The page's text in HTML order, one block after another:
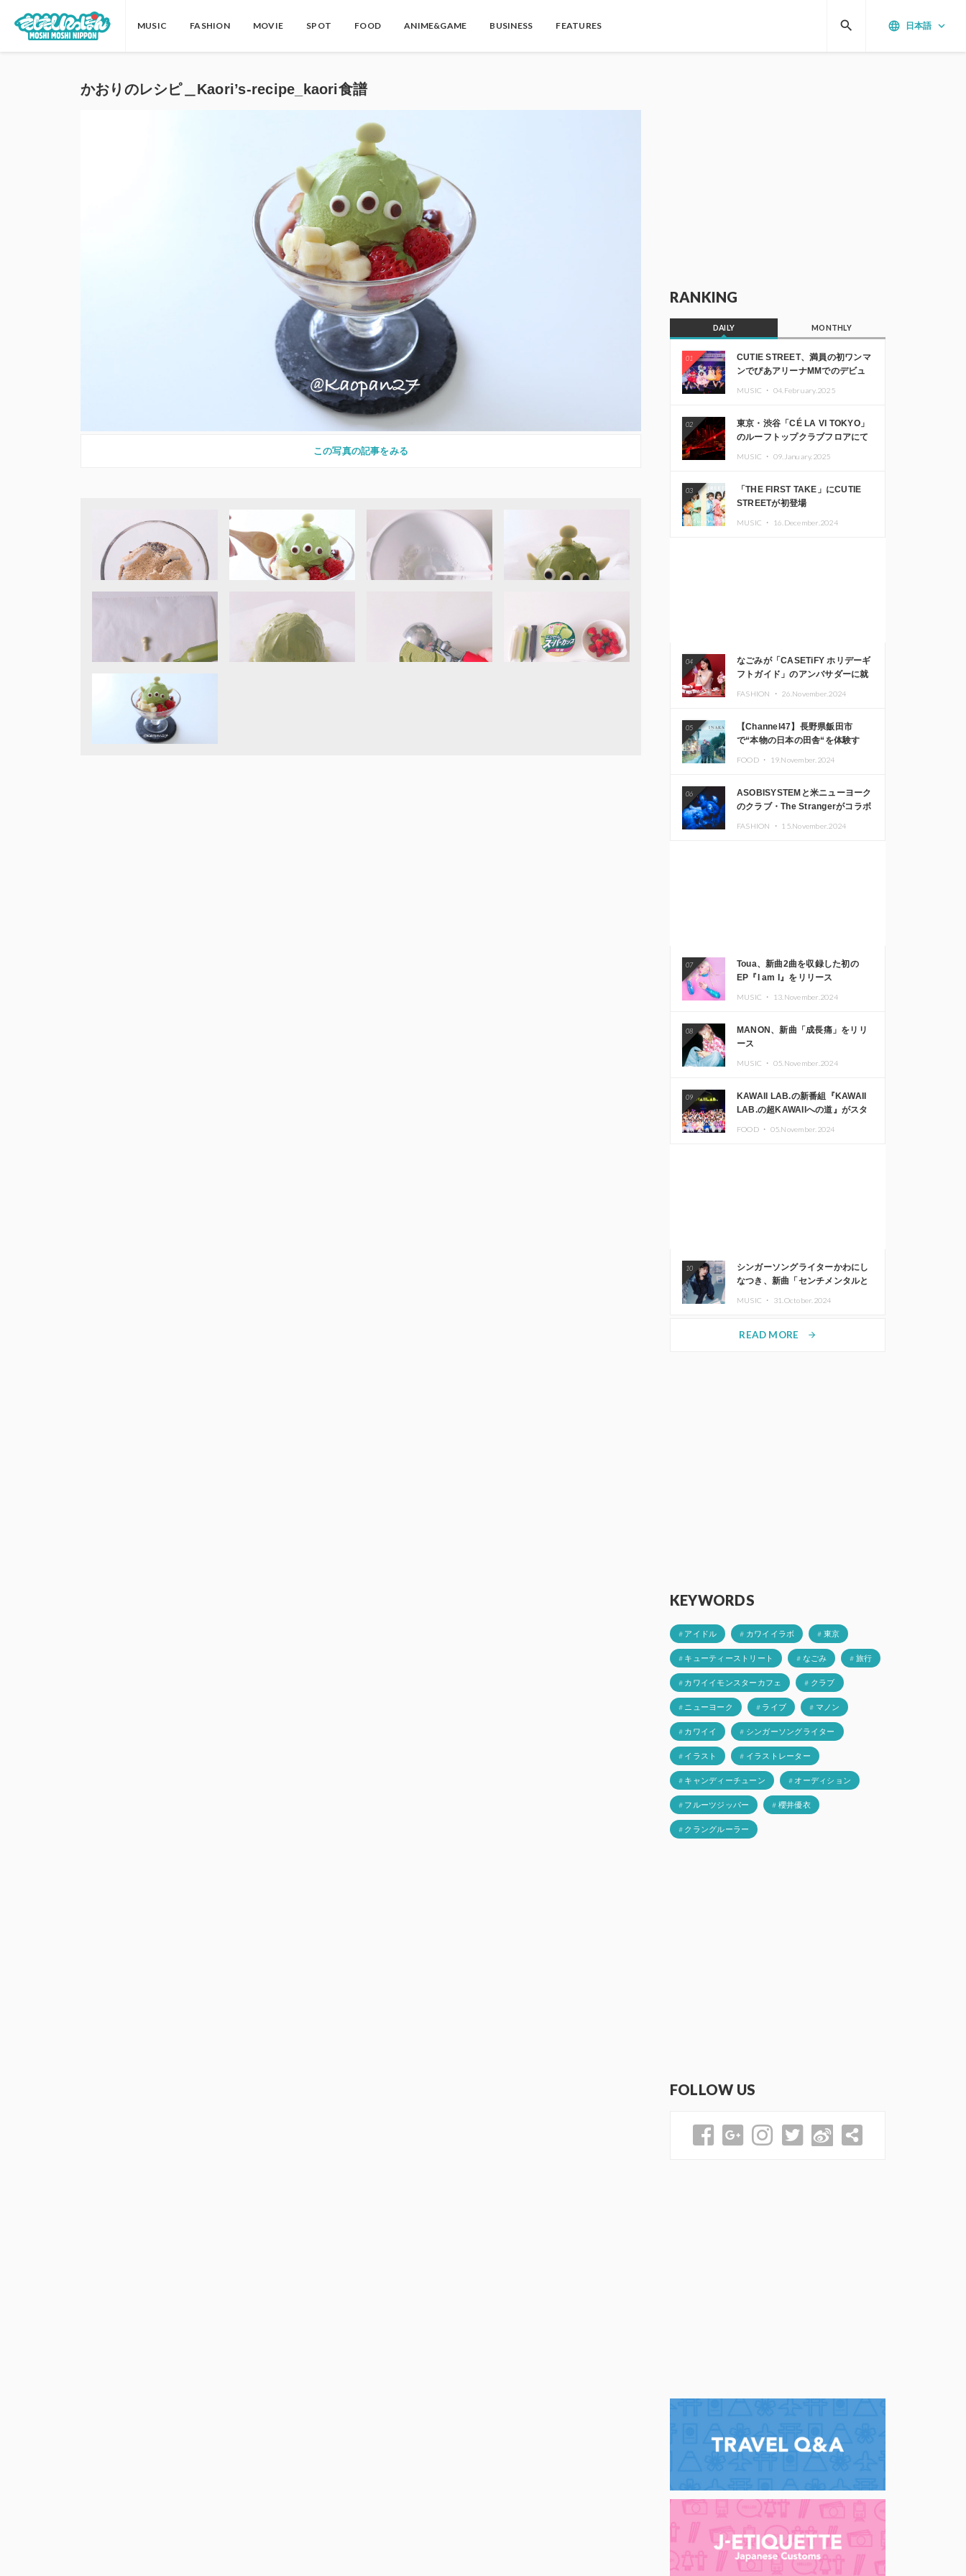
MUSIC FASHION MOVIE SPOT FOOD ANIME&GAME BUSINESS FEATURES language 日本語 keyboard_arrow_down
search
かおりのレシピ＿Kaori’s-recipe_kaori食譜
この写真の記事をみる
RANKING
DAILY MONTHLY
01
CUTIE STREET、満員の初ワンマ
ンでぴあアリーナMMでのデビュ
MUSIC ・ 04.February.2025
02
東京・渋谷「CÉ LA VI TOKYO」
のルーフトップクラブフロアにて
Kza（FORCE OF NATURE）ら日
本を代表するDJ・クリエイターが
出演
MUSIC ・ 09.January.2025
03
「THE FIRST TAKE」にCUTIE
STREETが初登場
MUSIC ・ 16.December.2024
04
なごみが「CASETiFY ホリデーギ
フトガイド」のアンバサダーに就
FASHION ・ 26.November.2024
05
【Channel47】長野県飯田市
で“本物の日本の田舎“を体験す
FOOD ・ 19.November.2024
06
ASOBISYSTEMと米ニューヨーク
のクラブ・The Strangerがコラボ
FASHION ・ 15.November.2024
07
Toua、新曲2曲を収録した初の
EP『I am I』をリリース
MUSIC ・ 13.November.2024
08
MANON、新曲「成長痛」をリリ
ース
MUSIC ・ 05.November.2024
09
KAWAII LAB.の新番組『KAWAII
LAB.の超KAWAIIへの道』がスタ
FOOD ・ 05.November.2024
10
シンガーソングライターかわにし
なつき、新曲「センチメンタルと
MUSIC ・ 31.October.2024
READ MORE arrow_forward
KEYWORDS
# アイドル # カワイイラボ # 東京
# キューティーストリート # なごみ # 旅行
# カワイイモンスターカフェ # クラブ
# ニューヨーク # ライブ # マノン
# カワイイ # シンガーソングライター
# イラスト # イラストレーター
# キャンディーチューン # オーディション
# フルーツジッパー # 櫻井優衣
# クラングルーラー
FOLLOW US